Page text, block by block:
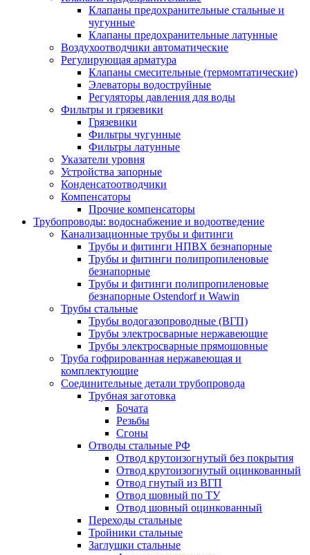
Клапаны предохранительные стальные и
чугунные
Клапаны предохранительные латунные
Воздухоотводчики автоматические
Регулирующая арматура
Клапаны смесительные (термомтатические)
Элеваторы водоструйные
Регуляторы давления для воды
Фильтры и грязевики
Грязевики
Фильтры чугунные
Фильтры латунные
Указатели уровня
Устройства запорные
Конденсатоотводчики
Компенсаторы
Прочие компенсаторы
Трубопроводы: водоснабжение и водоотведение
Канализационные трубы и фитинги
Трубы и фитинги НПВХ безнапорные
Трубы и фитинги полипропиленовые
безнапорные
Трубы и фитинги полипропиленовые
безнапорные Ostendorf и Wawin
Трубы стальные
Трубы водогазопроводные (ВГП)
Трубы электросварные нержавеющие
Трубы электросварные прямошовные
Труба гофрированная нержавеющая и
комплектующие
Соединительные детали трубопровода
Трубная заготовка
Бочата
Резьбы
Сгоны
Отводы стальные РФ
Отвод крутоизогнутый без покрытия
Отвод крутоизогнутый оцинкованный
Отвод гнутый из ВГП
Отвод шовный по ТУ
Отвод шовный оцинкованный
Переходы стальные
Тройники стальные
Заглушки стальные